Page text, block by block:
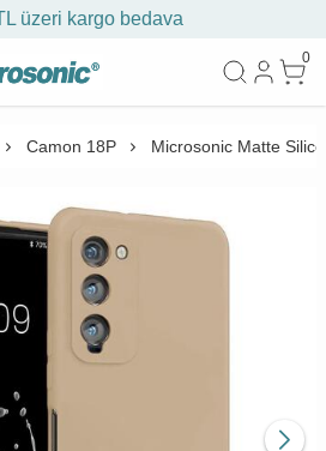
üzeri kargo bedava
0
Camon 18P Microsonic Matte